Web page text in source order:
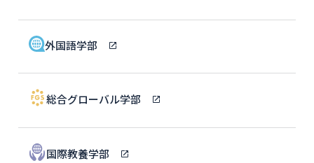
外国語学部
総合グローバル学部
国際教養学部